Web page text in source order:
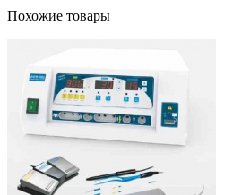
Похожие товары